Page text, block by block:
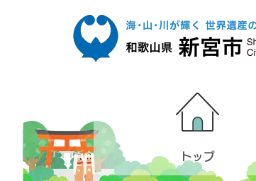
トップ